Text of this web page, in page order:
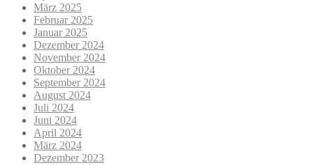
März 2025
Februar 2025
Januar 2025
Dezember 2024
November 2024
Oktober 2024
September 2024
August 2024
Juli 2024
Juni 2024
April 2024
März 2024
Dezember 2023